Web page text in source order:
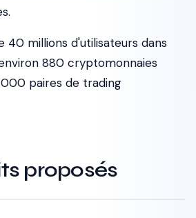
40 millions d'utilisateurs dans
880 cryptomonnaies
paires de trading
proposés